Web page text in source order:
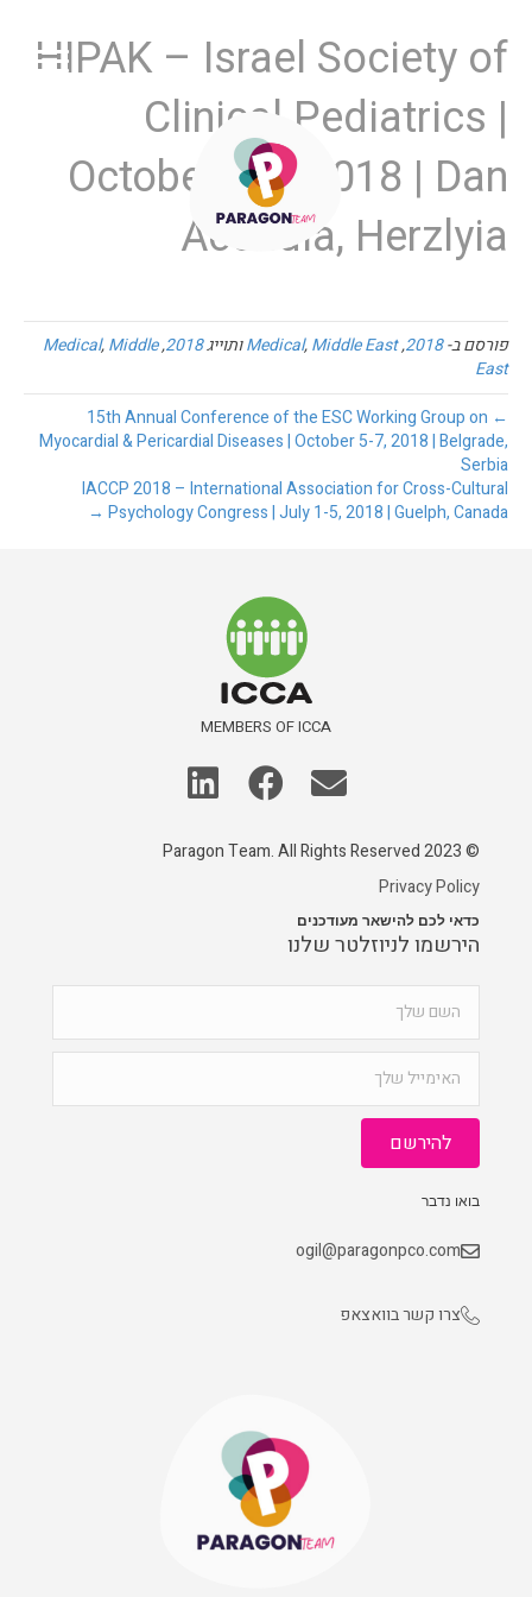
HIPAK – Israel Society of
Clinical Pediatrics |
October 4-6, 2018 | Dan
Accadia, Herzlyia
פורסם ב-2018
,
Medical,Middle East ותוייג2018
,
Medical,Middle
East
← 15th Annual Conference of the ESC Working Group on
Myocardial & Pericardial Diseases | October 5-7, 2018 | Belgrade,
Serbia
IACCP 2018 – International Association for Cross-Cultural
Psychology Congress | July 1-5, 2018 | Guelph, Canada →
MEMBERS OF ICCA
© 2023 Paragon Team. All Rights Reserved
Privacy Policy
כדאי לכם להישאר מעודכנים
הירשמו לניוזלטר שלנו
להירשם
בואו נדבר
ogil@paragonpco.com
צרו קשר בוואצאפ